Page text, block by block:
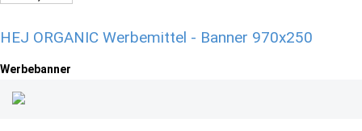
HEJ ORGANIC Werbemittel - Banner 970x250
Werbebanner